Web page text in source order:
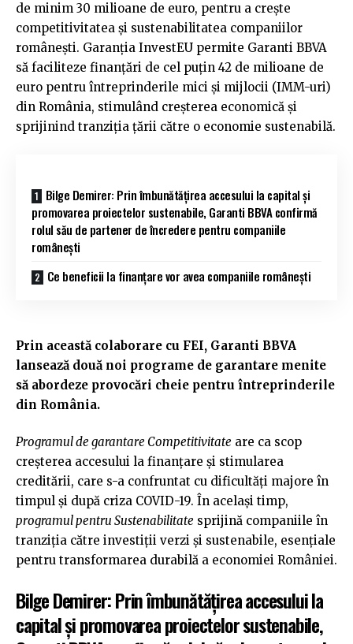
de minim 30 milioane de euro, pentru a crește
competitivitatea și sustenabilitatea companiilor
românești. Garanția InvestEU permite Garanti BBVA
să faciliteze finanțări de cel puțin 42 de milioane de
euro pentru întreprinderile mici și mijlocii (IMM-uri)
din România, stimulând creșterea economică și
sprijinind tranziția țării către o economie sustenabilă.
Bilge Demirer: Prin îmbunătățirea accesului la capital și
promovarea proiectelor sustenabile, Garanti BBVA confirmă
rolul său de partener de încredere pentru companiile
românești
Ce beneficii la finanțare vor avea companiile românești
Prin această colaborare cu FEI, Garanti BBVA
lansează două noi programe de garantare menite
să abordeze provocări cheie pentru întreprinderile
din România.
Programul de garantare Competitivitate are ca scop
creșterea accesului la finanțare și stimularea
creditării, care s-a confruntat cu dificultăți majore în
timpul și după criza COVID-19. În același timp,
programul pentru Sustenabilitate sprijină companiile în
tranziția către investiții verzi și sustenabile, esențiale
pentru transformarea durabilă a economiei României.
Bilge Demirer: Prin îmbunătățirea accesului la
capital și promovarea proiectelor sustenabile,